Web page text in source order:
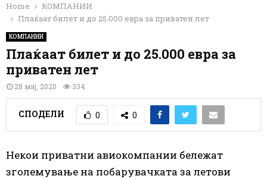
Home
КОМПАНИИ
Плаќаат билет и до 25.000 евра за приватен лет
КОМПАНИИ
Плаќаат билет и до 25.000 евра за
приватен лет
28 мај, 2020 334
СПОДЕЛИ 0 0
Некои приватни авиокомпании бележат
зголемување на побарувачката за летови